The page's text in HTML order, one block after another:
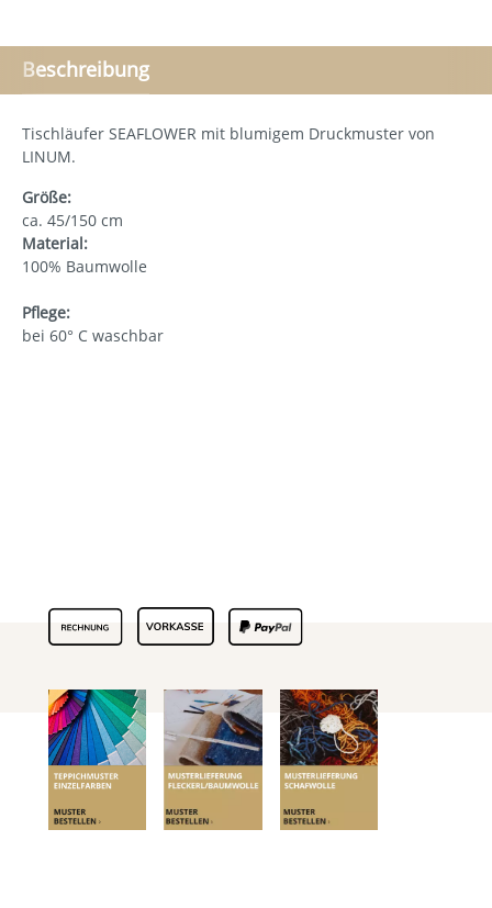
Beschreibung
Tischläufer SEAFLOWER mit blumigem Druckmuster von
LINUM.
Größe:
ca. 45/150 cm
Material:
100% Baumwolle
Pflege:
bei 60° C waschbar